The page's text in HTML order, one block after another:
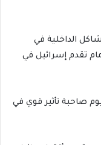
الداخلية في
تقدم إسرائيل في
صاحبة تأثير قوي في